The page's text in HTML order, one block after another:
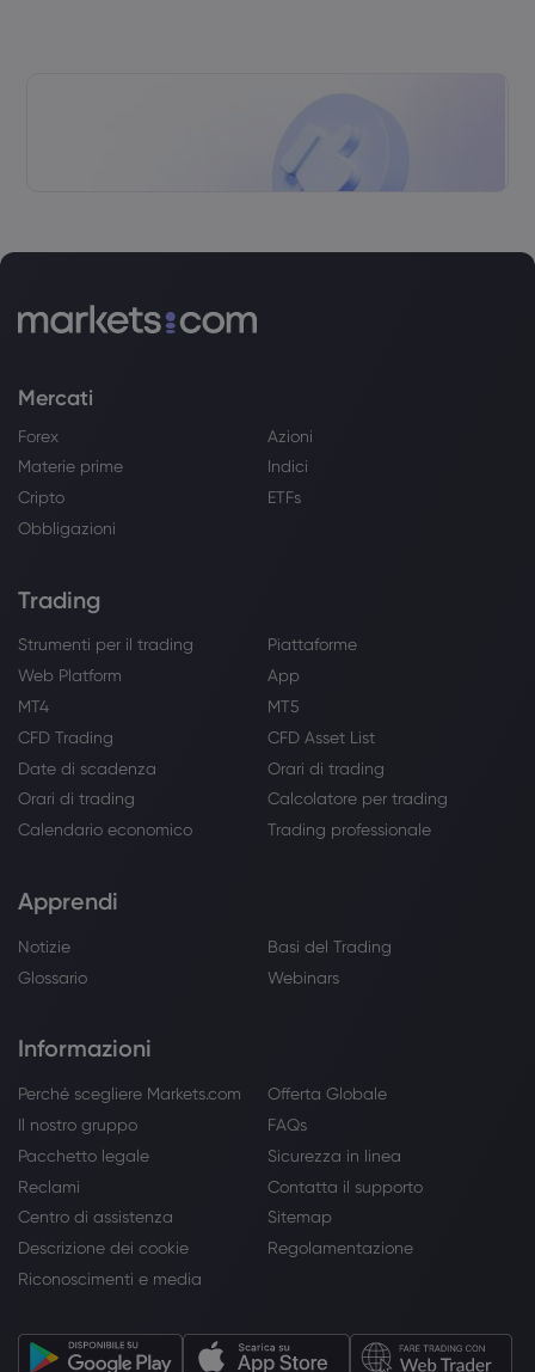
Mercati
Forex
Azioni
Materie prime
Indici
Cripto
ETFs
Obbligazioni
Trading
Strumenti per il trading
Piattaforme
Web Platform
App
MT4
MT5
CFD Trading
CFD Asset List
Date di scadenza
Orari di trading
Orari di trading
Calcolatore per trading
Calendario economico
Trading professionale
Apprendi
Notizie
Basi del Trading
Glossario
Webinars
Informazioni
Perché scegliere Markets.com
Offerta Globale
Il nostro gruppo
FAQs
Pacchetto legale
Sicurezza in linea
Reclami
Contatta il supporto
Centro di assistenza
Sitemap
Descrizione dei cookie
Regolamentazione
Riconoscimenti e media